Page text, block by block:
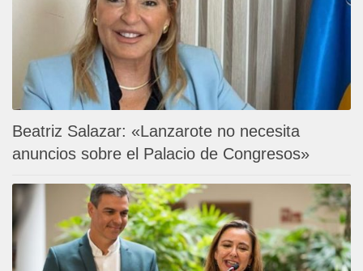
Beatriz Salazar: «Lanzarote no necesita
anuncios sobre el Palacio de Congresos»